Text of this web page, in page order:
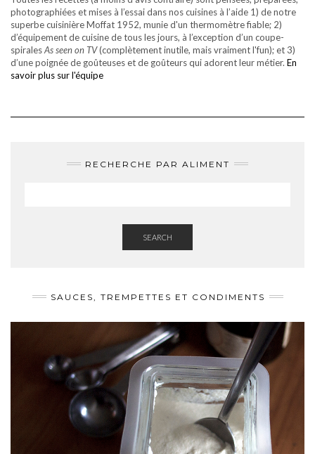
photographiées et mises à l’essai dans nos cuisines à l’aide 1) de notre
superbe cuisinière Moffat 1952, munie d'un thermomètre fiable; 2)
d’équipement de cuisine de tous les jours, à l’exception d’un coupe-
spiralesAs seen on TV(complètement inutile, mais vraiment l'fun); et 3)
d’une poignée de goûteuses et de goûteurs qui adorent leur métier. En
savoir plus sur l'équipe
RECHERCHE PAR ALIMENT
SEARCH
SAUCES, TREMPETTES ET CONDIMENTS